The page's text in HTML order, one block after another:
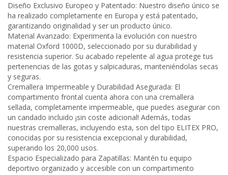
Diseño Exclusivo Europeo y Patentado: Nuestro diseño único se
ha realizado completamente en Europa y está patentado,
garantizando originalidad y ser un producto único.
Material Avanzado: Experimenta la evolución con nuestro
material Oxford 1000D, seleccionado por su durabilidad y
resistencia superior. Su acabado repelente al agua protege tus
pertenencias de las gotas y salpicaduras, manteniéndolas secas
y seguras.
Cremallera Impermeable y Durabilidad Asegurada: El
compartimento frontal cuenta ahora con una cremallera
sellada, completamente impermeable, que puedes asegurar con
un candado incluido ¡sin coste adicional! Además, todas
nuestras cremalleras, incluyendo esta, son del tipo ELITEX PRO,
conocidas por su resistencia excepcional y durabilidad,
superando los 20,000 usos.
Espacio Especializado para Zapatillas: Mantén tu equipo
deportivo organizado y accesible con un compartimento